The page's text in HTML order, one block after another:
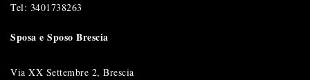
Tel: 3401738263
Sposa e Sposo Brescia
Via XX Settembre 2, Brescia